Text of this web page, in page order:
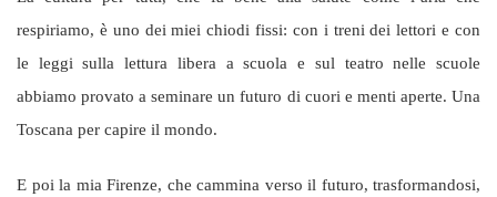
respiriamo, è uno dei miei chiodi fissi: con i treni dei lettori e con
le leggi sulla lettura libera a scuola e sul teatro nelle scuole
abbiamo provato a seminare un futuro di cuori e menti aperte. Una
Toscana per capire il mondo.
E poi la mia Firenze, che cammina verso il futuro, trasformandosi,